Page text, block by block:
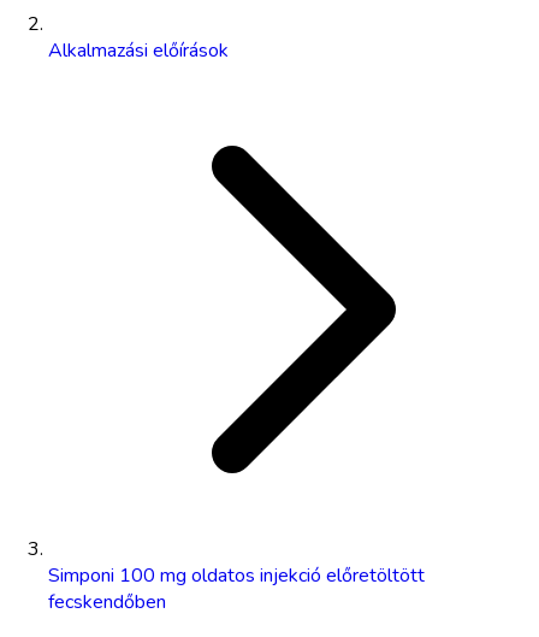
Alkalmazási előírások
Simponi 100 mg oldatos injekció előretöltött
fecskendőben